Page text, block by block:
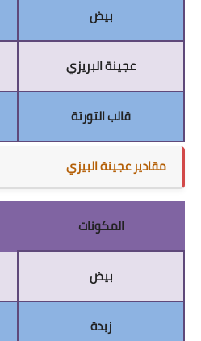
بيض
عجينة البريزي
قالب التورتة
مقادير عجينة البيزي
المكونات
بيض
زبدة